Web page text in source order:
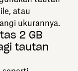
atau
ukurannya.
2 GB
tautan